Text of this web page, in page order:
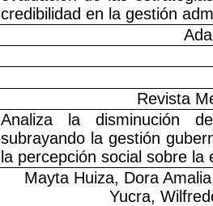
credibilidad en la gestión
Revista
Analiza la disminución
subrayando la gestión
la percepción social sobre
Mayta Huiza, Dora
Yucra,